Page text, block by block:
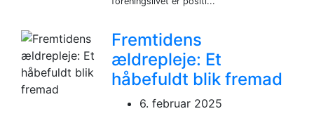
Fremtidens
ældrepleje: Et
håbefuldt blik fremad
6. februar 2025